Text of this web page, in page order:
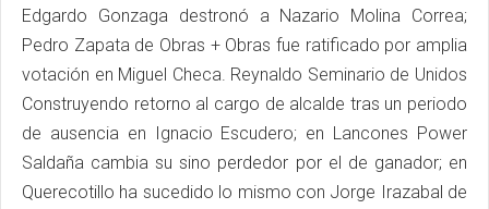
Edgardo Gonzaga destronó a Nazario Molina Correa;
Pedro Zapata de Obras + Obras fue ratificado por amplia
votación en Miguel Checa. Reynaldo Seminario de Unidos
Construyendo retorno al cargo de alcalde tras un periodo
de ausencia en Ignacio Escudero; en Lancones Power
Saldaña cambia su sino perdedor por el de ganador; en
Querecotillo ha sucedido lo mismo con Jorge Irazabal de